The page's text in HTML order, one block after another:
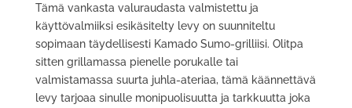
Tämä vankasta valuraudasta valmistettu ja
käyttövalmiiksi esikäsitelty levy on suunniteltu
sopimaan täydellisesti Kamado Sumo-grilliisi. Olitpa
sitten grillamassa pienelle porukalle tai
valmistamassa suurta juhla-ateriaa, tämä käännettävä
levy tarjoaa sinulle monipuolisuutta ja tarkkuutta joka